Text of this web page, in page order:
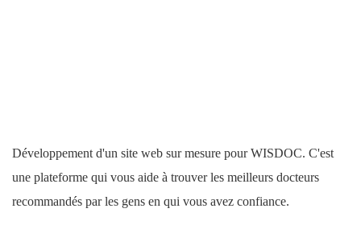
Développement d'un site web sur mesure pour WISDOC. C'est
une plateforme qui vous aide à trouver les meilleurs docteurs
recommandés par les gens en qui vous avez confiance.